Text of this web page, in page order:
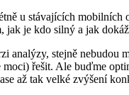
u stávajících
je kdo silný a jak
stejně nebudou
řešit. Ale buďme
až tak velké zvýšení